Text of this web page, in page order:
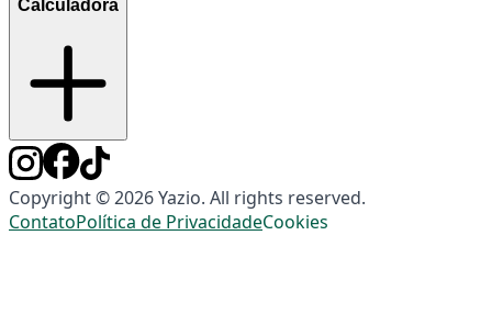
Calculadora
Copyright © 2026 Yazio. All rights reserved.
ContatoPolítica de PrivacidadeCookies